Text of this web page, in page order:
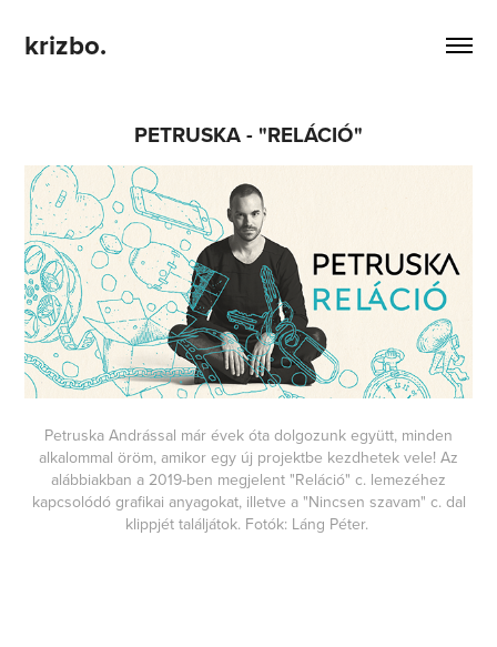
krizbo.
PETRUSKA - "RELÁCIÓ"
Petruska Andrással már évek óta dolgozunk együtt, minden
alkalommal öröm, amikor egy új projektbe kezdhetek vele! Az
alábbiakban a 2019-ben megjelent "Reláció" c. lemezéhez
kapcsolódó grafikai anyagokat, illetve a "Nincsen szavam" c. dal
klippjét találjátok. Fotók: Láng Péter.